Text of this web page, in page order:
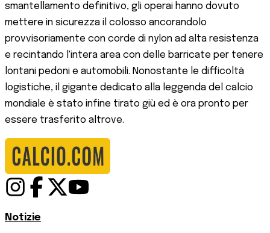
smantellamento definitivo, gli operai hanno dovuto
mettere in sicurezza il colosso ancorandolo
provvisoriamente con corde di nylon ad alta resistenza
e recintando l'intera area con delle barricate per tenere
lontani pedoni e automobili. Nonostante le difficoltà
logistiche, il gigante dedicato alla leggenda del calcio
mondiale è stato infine tirato giù ed è ora pronto per
essere trasferito altrove.
Notizie